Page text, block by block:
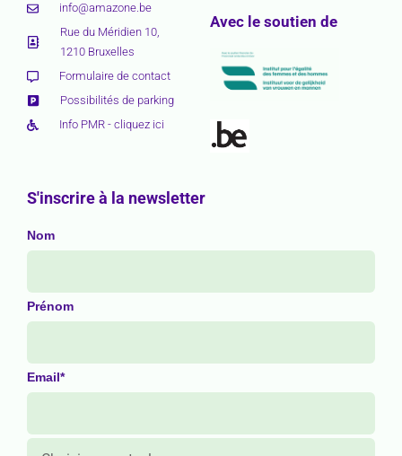
info@amazone.be
Rue du Méridien 10,
1210 Bruxelles
Formulaire de contact
Possibilités de parking
Info PMR - cliquez ici
Avec le soutien de
S'inscrire à la newsletter
Nom
Prénom
Email*